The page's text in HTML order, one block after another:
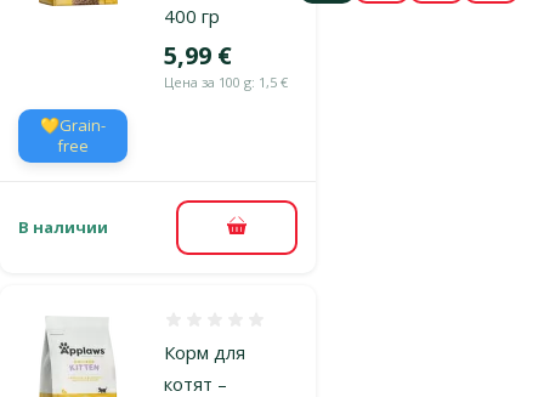
400 гр
Цена
5,99 €
Цена за 100 g: 1,5 €
💛Grain-
free
В наличии В корзину
Корм для
котят –